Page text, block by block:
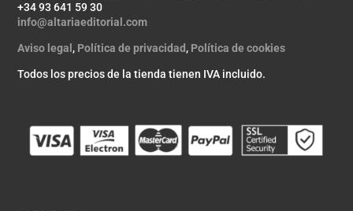
+34 93 641 59 30
info@altariaeditorial.com
Aviso legal , Política de privacidad, Política de cookies
Todos los precios de la tienda tienen IVA incluido.